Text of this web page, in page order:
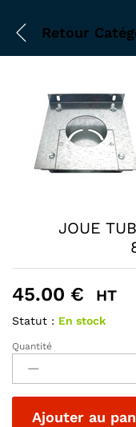
Retour
JOUE
45.00 € HT
Statut : En stock
JOUE
TUBULAIRE
DE
300
SIMU
Quantité
Ajouter au